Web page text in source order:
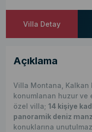
Villa Detay
Açıklama
Villa Montana, Kalkan
konumlanan huzur ve
özel villa; 14 kişiye
panoramik deniz
konuklarına